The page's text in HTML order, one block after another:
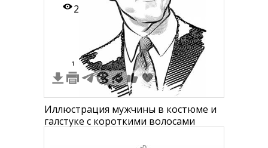
2
1
Иллюстрация мужчины в костюме и
галстуке с короткими волосами